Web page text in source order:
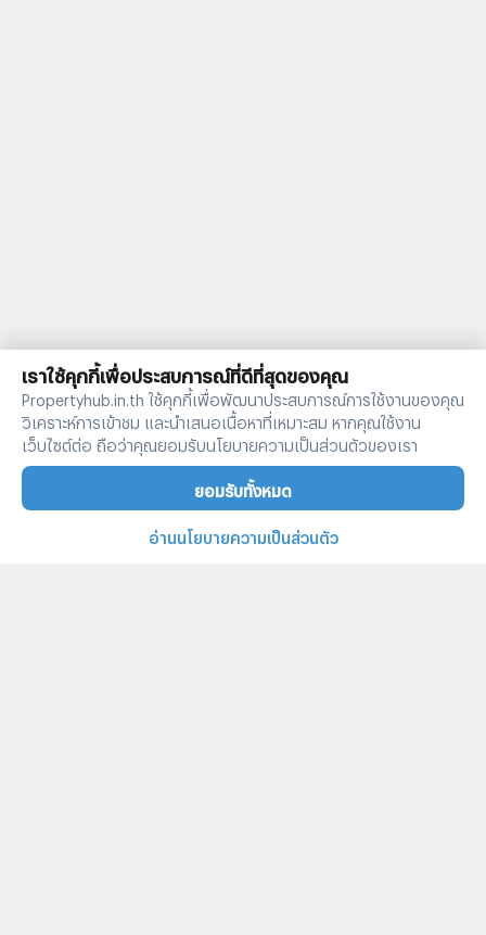
เราใช้คุกกี้เพื่อประสบการณ์ที่ดีที่สุดของคุณ
Propertyhub.in.th ใช้คุกกี้เพื่อพัฒนาประสบการณ์การใช้งานของคุณ
วิเคราะห์การเข้าชม และนำเสนอเนื้อหาที่เหมาะสม หากคุณใช้งาน
เว็บไซต์ต่อ ถือว่าคุณยอมรับนโยบายความเป็นส่วนตัวของเรา
ยอมรับทั้งหมด
อ่านนโยบายความเป็นส่วนตัว